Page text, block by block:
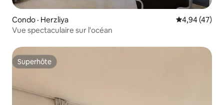
Condo · Herzliya Note
4,94 (47)
Vue spectaculaire sur l'océan
Superhôte
Superhôte